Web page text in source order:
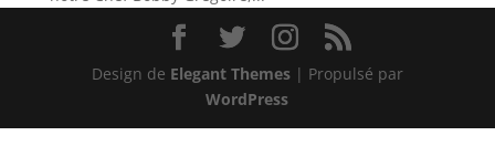
Design de Elegant Themes| Propulsé par
WordPress